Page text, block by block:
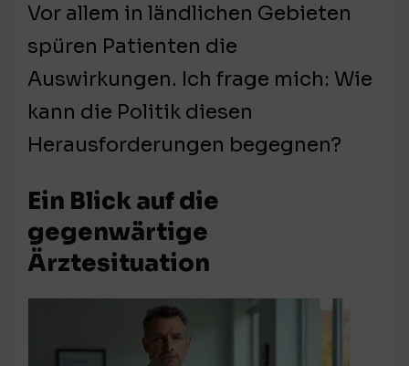
Vor allem in ländlichen Gebieten
spüren Patienten die
Auswirkungen. Ich frage mich: Wie
kann die Politik diesen
Herausforderungen begegnen?
Ein Blick auf die
gegenwärtige
Ärztesituation